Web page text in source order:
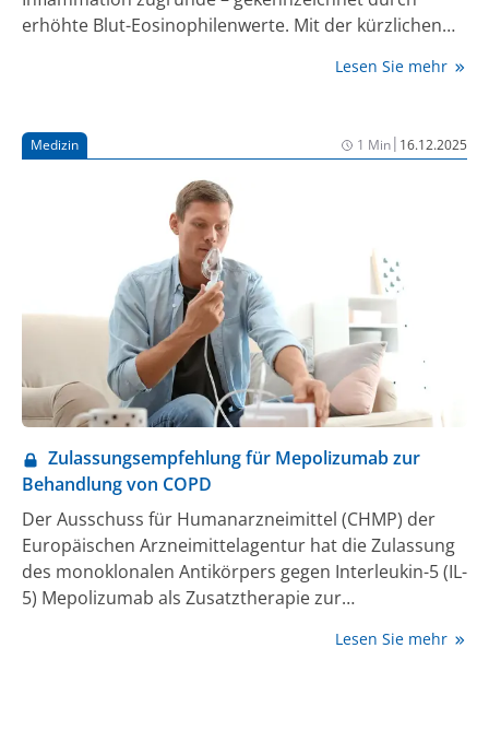
erhöhte Blut-Eosinophilenwerte. Mit der kürzlichen
eosinophiler COPD steht nun eine effektive Option
Hospitalisierungen bereit.
Lesen Sie mehr
Medizin 1 Min| 16.12.2025
Zulassungsempfehlung für Mepolizumab zur
Behandlung von COPD
Der Ausschuss für Humanarzneimittel (CHMP) der
Europäischen Arzneimittelagentur hat die Zulassung
des monoklonalen Antikörpers gegen Interleukin-5 (IL-
5) Mepolizumab als Zusatztherapie zur
unkontrollierter chronisch obstruktiverLesen Sie mehr